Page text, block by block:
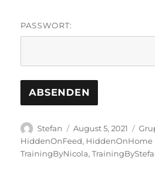
PASSWORT:
Autor
Stefan
Veröffentlicht
am
August 5, 2021
HiddenOnFeed, HiddenOnHome
TrainingByNicola,